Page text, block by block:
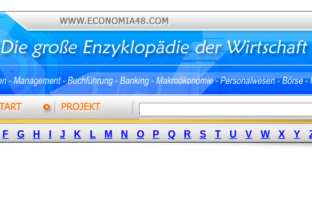
F G H J K L M N O P Q R S T U V W X Y